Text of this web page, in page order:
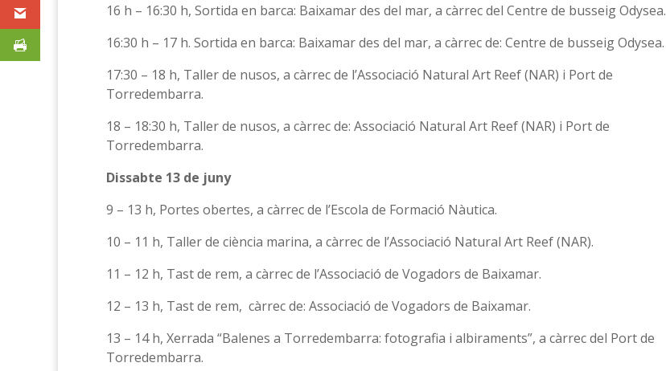
16 h – 16:30 h, Sortida en barca: Baixamar des del mar, a càrrec del Centre de busseig Odysea.
16:30 h – 17 h. Sortida en barca: Baixamar des del mar, a càrrec de: Centre de busseig Odysea.
17:30 – 18 h, Taller de nusos, a càrrec de l’Associació Natural Art Reef (NAR) i Port de
Torredembarra.
18 – 18:30 h, Taller de nusos, a càrrec de: Associació Natural Art Reef (NAR) i Port de
Torredembarra.
Dissabte 13 de juny
9 – 13 h, Portes obertes, a càrrec de l’Escola de Formació Nàutica.
10 – 11 h, Taller de ciència marina, a càrrec de l’Associació Natural Art Reef (NAR).
11 – 12 h, Tast de rem, a càrrec de l’Associació de Vogadors de Baixamar.
12 – 13 h, Tast de rem, càrrec de: Associació de Vogadors de Baixamar.
13 – 14 h, Xerrada “Balenes a Torredembarra: fotografia i albiraments”, a càrrec del Port de
Torredembarra.